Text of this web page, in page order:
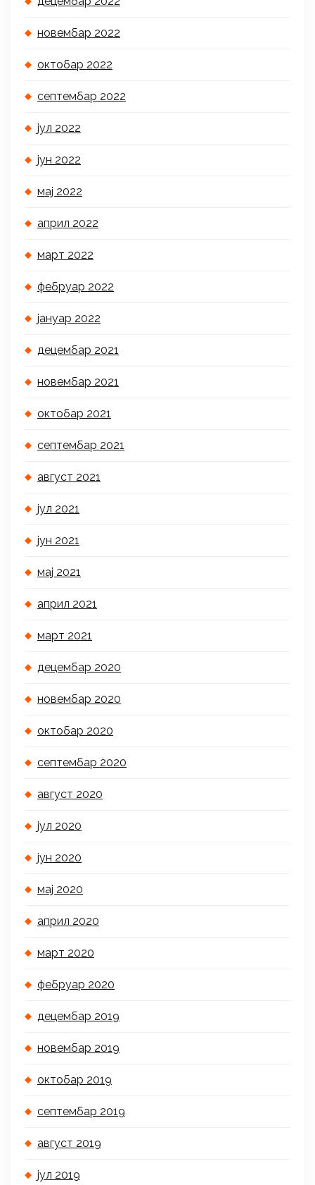
новембар 2022
октобар 2022
септембар 2022
јул 2022
јун 2022
мај 2022
април 2022
март 2022
фебруар 2022
јануар 2022
децембар 2021
новембар 2021
октобар 2021
септембар 2021
август 2021
јул 2021
јун 2021
мај 2021
април 2021
март 2021
децембар 2020
новембар 2020
октобар 2020
септембар 2020
август 2020
јул 2020
јун 2020
мај 2020
април 2020
март 2020
фебруар 2020
децембар 2019
новембар 2019
октобар 2019
септембар 2019
август 2019
јул 2019